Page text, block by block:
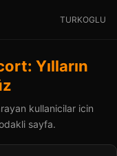
TURKOGLU
Yılların
kullanicilar icin
sayfa.